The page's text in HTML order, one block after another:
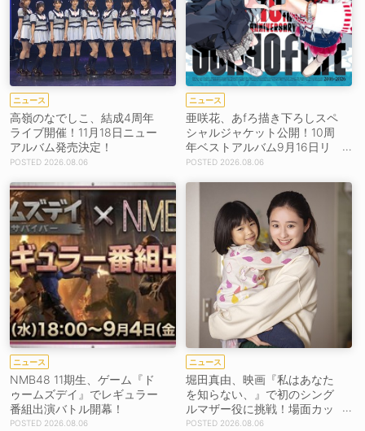
ニュース
高嶺のなでしこ、結成4周年
ライブ開催！11月18日ニュー
アルバム発売決定！
2026.08.06
ニュース
亜咲花、あfろ描き下ろしスペ
シャルジャケット公開！10周
年ベストアルバム9月16日リ
リース！2026.08.06
ニュース
NMB48 11期生、ゲーム『ド
ゥームズデイ』でレギュラー
番組出演バトル開幕！
2026.08.06
ニュース
堀田真由、映画『私はあなた
を知らない、』で初のシング
ルマザー役に挑戦！場面カッ
トを解禁！【コメントあり】
2026.08.06